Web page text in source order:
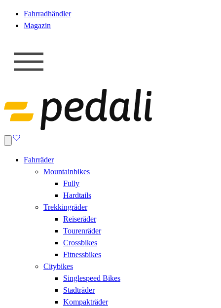
Fahrradhändler
Magazin
Fahrräder
Mountainbikes
Fully
Hardtails
Trekkingräder
Reiseräder
Tourenräder
Crossbikes
Fitnessbikes
Citybikes
Singlespeed Bikes
Stadträder
Kompakträder